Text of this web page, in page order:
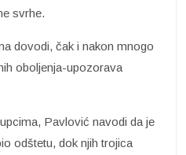
svrhe.
dovodi, čak i nakon mnogo
oboljenja-upozorava
Pavlović navodi da je
odštetu, dok njih trojica